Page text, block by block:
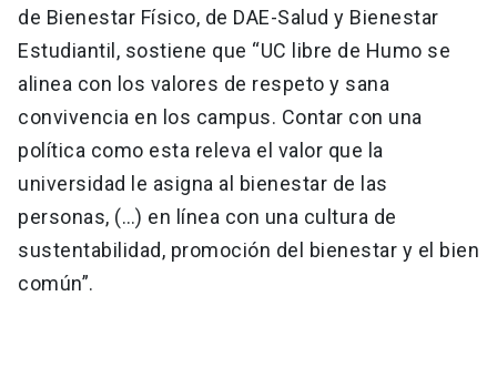
de Bienestar Físico, de DAE-Salud y Bienestar
Estudiantil, sostiene que “UC libre de Humo se
alinea con los valores de respeto y sana
convivencia en los campus. Contar con una
política como esta releva el valor que la
universidad le asigna al bienestar de las
personas, (…) en línea con una cultura de
sustentabilidad, promoción del bienestar y el bien
común”.